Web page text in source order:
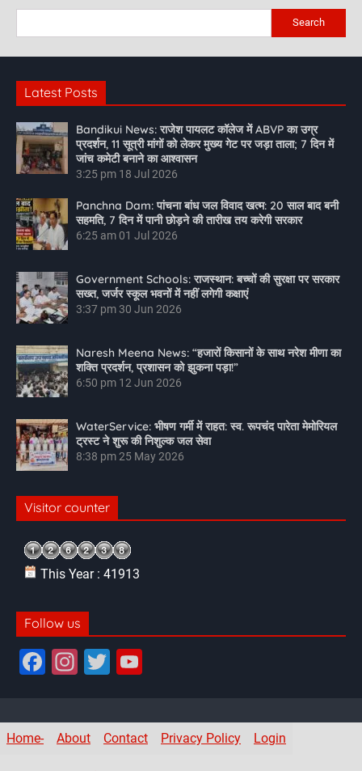
Search
Latest Posts
Bandikui News: राजेश पायलट कॉलेज में ABVP का उग्र
प्रदर्शन, 11 सूत्री मांगों को लेकर मुख्य गेट पर जड़ा ताला; 7 दिन में
जांच कमेटी बनाने का आश्वासन
3:25 pm 18 Jul 2026
Panchna Dam: पांचना बांध जल विवाद खत्म: 20 साल बाद बनी
सहमति, 7 दिन में पानी छोड़ने की तारीख तय करेगी सरकार
6:25 am 01 Jul 2026
Government Schools: राजस्थान: बच्चों की सुरक्षा पर सरकार
सख्त, जर्जर स्कूल भवनों में नहीं लगेगी कक्षाएं
3:37 pm30 Jun 2026
Naresh Meena News: “हजारों किसानों के साथ नरेश मीणा का
शक्ति प्रदर्शन, प्रशासन को झुकना पड़ा!”
6:50 pm 12 Jun 2026
WaterService: भीषण गर्मी में राहत: स्व. रूपचंद पारेता मेमोरियल
ट्रस्ट ने शुरू की निशुल्क जल सेवा
8:38 pm25 May 2026
Visitor counter
This Year : 41913
Follow us
F
e
In
gr
T
er T
Home- About Contact Privacy Policy Login